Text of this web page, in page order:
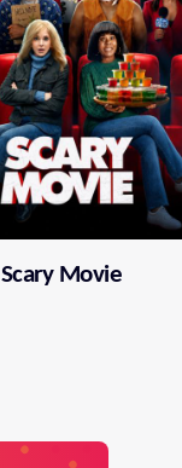
Scary Movie